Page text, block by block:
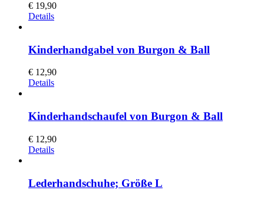
€ 19,90
Details
Kinderhandgabel von Burgon & Ball
€ 12,90
Details
Kinderhandschaufel von Burgon & Ball
€ 12,90
Details
Lederhandschuhe; Größe L